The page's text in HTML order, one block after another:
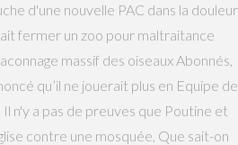
d'une nouvelle PAC dans la douleur
fermer un zoo pour maltraitance
massif des oiseaux Abonnés,
qu’il ne jouerait plus en Equipe de
n'y a pas de preuves que Poutine et
contre une mosquée, Que sait-on